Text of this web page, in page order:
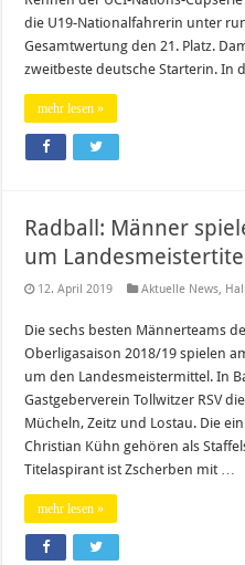
die U19-Nationalfahrerin unter
Gesamtwertung den 21. Platz.
zweitbeste deutsche Starterin. In
mehr lesen »
Radball: Männer
um
12. April 2019 Aktuelle News,
Die sechs besten Männerteams
Oberligasaison 2018/19 spielen
um den Landesmeistermittel. In
Gastgeberverein Tollwitzer RSV
Mücheln, Zeitz und Lostau. Die
Christian Kühn gehören als
Titelaspirant ist Zscherben mit …
mehr lesen »